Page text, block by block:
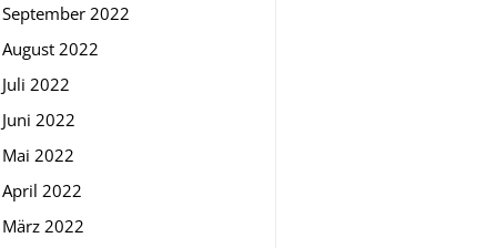
September 2022
August 2022
Juli 2022
Juni 2022
Mai 2022
April 2022
März 2022